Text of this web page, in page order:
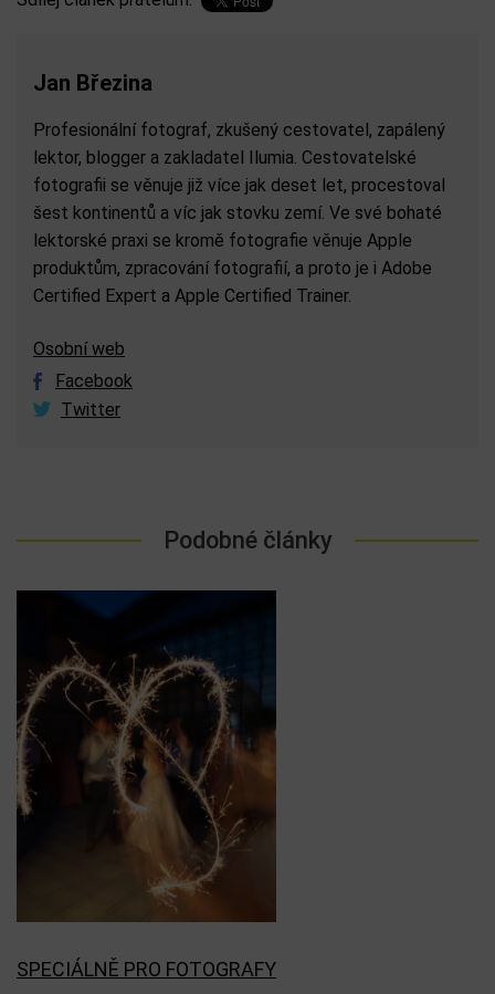
Jan Březina
Profesionální fotograf, zkušený cestovatel, zapálený
lektor, blogger a zakladatel Ilumia. Cestovatelské
fotografii se věnuje již více jak deset let, procestoval
šest kontinentů a víc jak stovku zemí. Ve své bohaté
lektorské praxi se kromě fotografie věnuje Apple
produktům, zpracování fotografií, a proto je i Adobe
Certified Expert a Apple Certified Trainer.
Osobní web
Facebook
Twitter
Podobné články
SPECIÁLNĚ PRO FOTOGRAFY